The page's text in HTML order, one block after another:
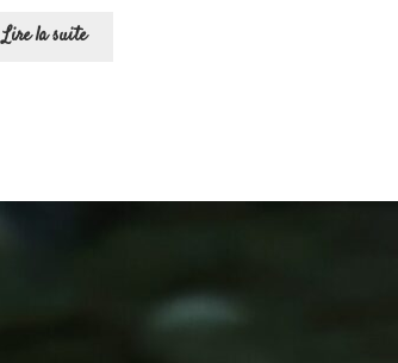
Lire la suite